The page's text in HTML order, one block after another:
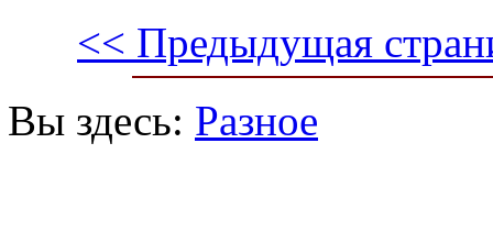
<< Предыдущая
Вы здесь: Разное